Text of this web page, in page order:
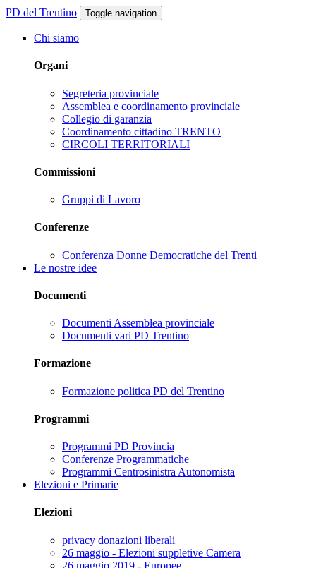
PD del Trentino Toggle navigation
Chi siamo
Organi
Segreteria provinciale
Assemblea e coordinamento provinciale
Collegio di garanzia
Coordinamento cittadino TRENTO
CIRCOLI TERRITORIALI
Commissioni
Gruppi di Lavoro
Conferenze
Conferenza Donne Democratiche del Trenti
Le nostre idee
Documenti
Documenti Assemblea provinciale
Documenti vari PD Trentino
Formazione
Formazione politica PD del Trentino
Programmi
Programmi PD Provincia
Conferenze Programmatiche
Programmi Centrosinistra Autonomista
Elezioni e Primarie
Elezioni
privacy donazioni liberali
26 maggio - Elezioni suppletive Camera
26 maggio 2019 - Europee